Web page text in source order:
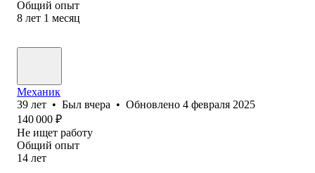
Общий опыт
8 лет 1 месяц
Механик
39 лет • Был вчера • Обновлено 4 февраля 2025
140 000 ₽
Не ищет работу
Общий опыт
14 лет